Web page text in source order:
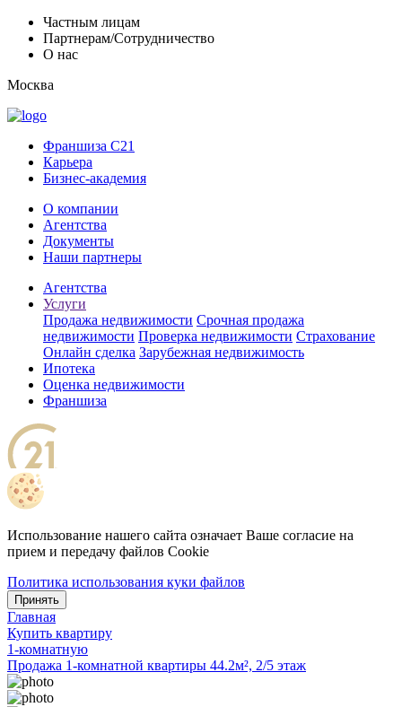
Частным лицам
Партнерам/Сотрудничество
О нас
Москва
Франшиза C21
Карьера
Бизнес-академия
О компании
Агентства
Документы
Наши партнеры
Агентства
Услуги
Продажа недвижимости Срочная продажа
недвижимости Проверка недвижимости Страхование
Онлайн сделка Зарубежная недвижимость
Ипотека
Оценка недвижимости
Франшиза
Использование нашего сайта означает Ваше согласие на
прием и передачу файлов Cookie
Политика использования куки файлов
Принять
Главная
Купить квартиру
1-комнатную
Продажа 1-комнатной квартиры 44.2м², 2/5 этаж